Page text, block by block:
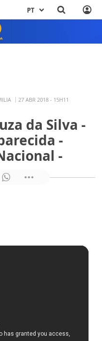
PT
27 ABR 2018 - 15H11
da Silva -
-
-